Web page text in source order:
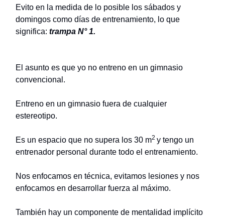
Evito en la medida de lo posible los sábados y
domingos como días de entrenamiento, lo que
significa: trampa N° 1.
El asunto es que yo no entreno en un gimnasio
convencional.
Entreno en un gimnasio fuera de cualquier
estereotipo.
Es un espacio que no supera los 30 m2 y tengo un
entrenador personal durante todo el entrenamiento.
Nos enfocamos en técnica, evitamos lesiones y nos
enfocamos en desarrollar fuerza al máximo.
También hay un componente de mentalidad implícito